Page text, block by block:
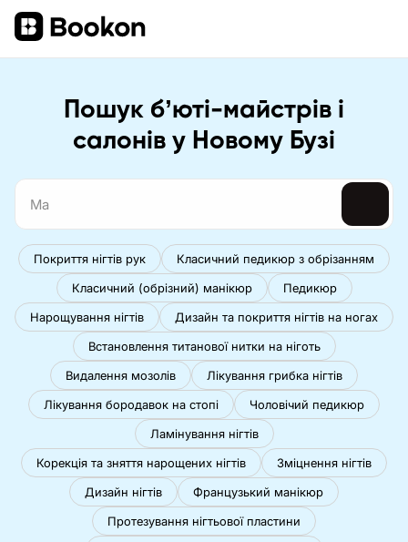
Пошук бʼюті-майстрів і
салонів у Новому Бузі
Покриття нігтів рук
Класичний педикюр з обрізанням
Класичний (обрізний) манікюр
Педикюр
Нарощування нігтів
Дизайн та покриття нігтів на ногах
Встановлення титанової нитки на ніготь
Видалення мозолів
Лікування грибка нігтів
Лікування бородавок на стопі
Чоловічий педикюр
Ламінування нігтів
Корекція та зняття нарощених нігтів
Зміцнення нігтів
Дизайн нігтів
Французький манікюр
Протезування нігтьової пластини